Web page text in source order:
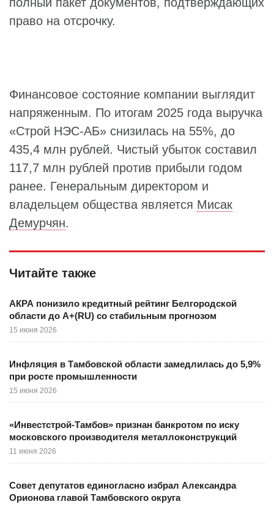
право на отсрочку.
Финансовое состояние компании выглядит
напряженным. По итогам 2025 года выручка
«Строй НЭС-АБ» снизилась на 55%, до
435,4 млн рублей. Чистый убыток составил
117,7 млн рублей против прибыли годом
ранее. Генеральным директором и
владельцем общества является Мисак
Демурчян.
Читайте также
АКРА понизило кредитный рейтинг Белгородской
области до A+(RU) со стабильным прогнозом
15 июня 2026
Инфляция в Тамбовской области замедлилась до 5,9%
при росте промышленности
15 июня 2026
«Инвестстрой-Тамбов» признан банкротом по иску
московского производителя металлоконструкций
11 июня 2026
Совет депутатов единогласно избрал Александра
Орионова главой Тамбовского округа